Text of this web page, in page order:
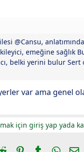
@Cansu,
emeğine sağlık
belki yerini bulur Sert
yerler var ama genel
için giriş yap yada
Reddit Pinterest
Tumblr